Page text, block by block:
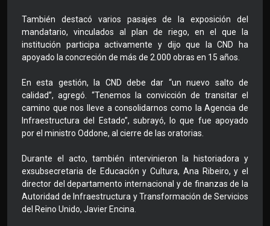
También destacó varios pasajes de la exposición del
mandatario, vinculados al plan de riego, en el que la
institución participa activamente y dijo que la CND ha
apoyado la concreción de más de 2.000 obras en 15 años.
En esta gestión, la CND debe dar “un nuevo salto de
calidad”, agregó. “Tenemos la convicción de transitar el
camino que nos lleve a consolidarnos como la Agencia de
Infraestructura del Estado”, subrayó, lo que fue apoyado
por el ministro Oddone, al cierre de las oratorias.
Durante el acto, también intervinieron la historiadora y
exsubsecretaria de Educación y Cultura, Ana Ribeiro, y el
director del departamento internacional y de finanzas de la
Autoridad de Infraestructura y Transformación de Servicios
del Reino Unido, Javier Encina.